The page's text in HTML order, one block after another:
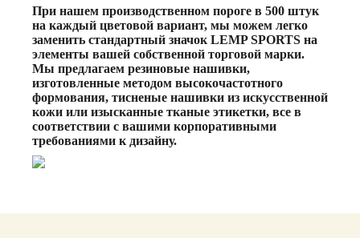
При нашем производственном пороге в 500 штук
на каждый цветовой вариант, мы можем легко
заменить стандартный значок LEMP SPORTS на
элементы вашей собственной торговой марки.
Мы предлагаем резиновые нашивки,
изготовленные методом высокочастотного
формования, тисненые нашивки из искусственной
кожи или изысканные тканые этикетки, все в
соответствии с вашими корпоративными
требованиями к дизайну.